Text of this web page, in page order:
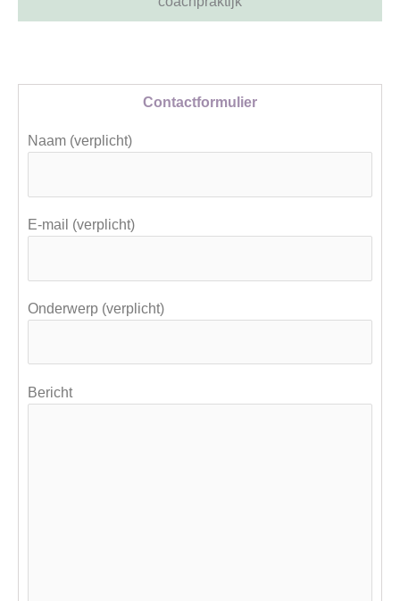
Contactformulier
Naam (verplicht)
E-mail (verplicht)
Onderwerp (verplicht)
Bericht